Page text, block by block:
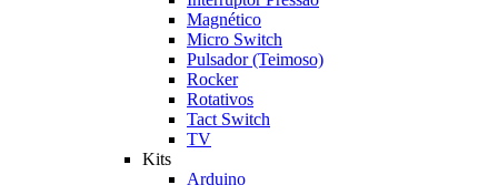
Magnético
Micro Switch
Pulsador (Teimoso)
Rocker
Rotativos
Tact Switch
TV
Kits
Arduino